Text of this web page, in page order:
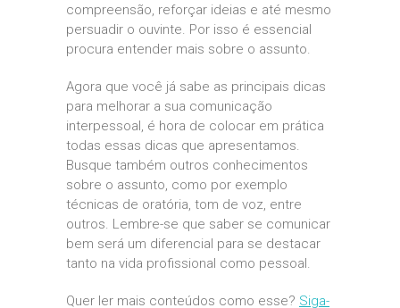
compreensão, reforçar ideias e até mesmo
persuadir o ouvinte. Por isso é essencial
procura entender mais sobre o assunto.
Agora que você já sabe as principais dicas
para melhorar a sua comunicação
interpessoal, é hora de colocar em prática
todas essas dicas que apresentamos.
Busque também outros conhecimentos
sobre o assunto, como por exemplo
técnicas de oratória, tom de voz, entre
outros. Lembre-se que saber se comunicar
bem será um diferencial para se destacar
tanto na vida profissional como pessoal.
Quer ler mais conteúdos como esse? Siga-